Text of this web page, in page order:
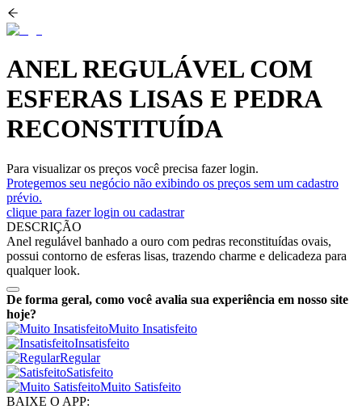
ANEL REGULÁVEL COM
ESFERAS LISAS E PEDRA
RECONSTITUÍDA
Para visualizar os preços você precisa fazer login.
Protegemos seu negócio não exibindo os preços sem um cadastro
prévio.
clique para fazer login ou cadastrar
DESCRIÇÃO
Anel regulável banhado a ouro com pedras reconstituídas ovais,
possui contorno de esferas lisas, trazendo charme e delicadeza para
qualquer look.
De forma geral, como você avalia sua experiência em nosso site
hoje?
Muito Insatisfeito
Insatisfeito
Regular
Satisfeito
Muito Satisfeito
BAIXE O APP: